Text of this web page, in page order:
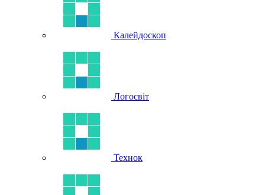
Калейдоскоп
Логосвіт
Технок